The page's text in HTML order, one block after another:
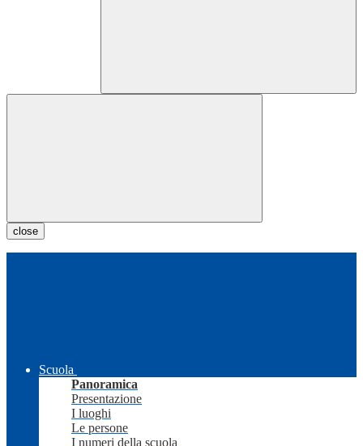
close
Scuola
Panoramica
Presentazione
I luoghi
Le persone
I numeri della scuola